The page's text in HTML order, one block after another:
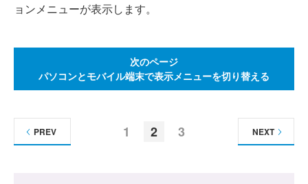
ョンメニューが表示します。
次のページ
パソコンとモバイル端末で表示メニューを切り替える
1 2 3
PREV NEXT